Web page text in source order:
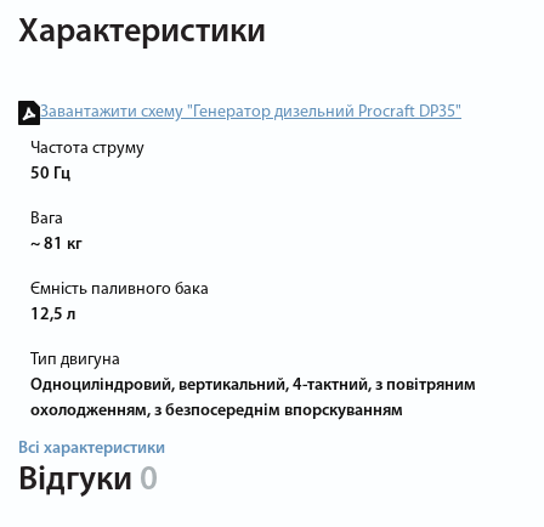
Характеристики
Завантажити схему "Генератор дизельний Procraft DP35"
Частота струму
50 Гц
Вага
~ 81 кг
Ємність паливного бака
12,5 л
Тип двигуна
Одноциліндровий, вертикальний, 4-тактний, з повітряним
охолодженням, з безпосереднім впорскуванням
Всі характеристики
Відгуки 0